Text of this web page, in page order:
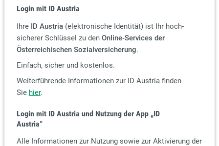
Login mit ID Austria
Ihre ID Austria(elektronische Identität) ist Ihr hoch-
sicherer Schlüssel zu den Online-Services der
Österreichischen Sozialversicherung.
Einfach, sicher und kostenlos.
Weiterführende Informationen zur ID Austria finden
Sie hier.
Login mit ID Austria und Nutzung der App „ID
Austria“
Alle Informationen zur Nutzung sowie zur Aktivierung der